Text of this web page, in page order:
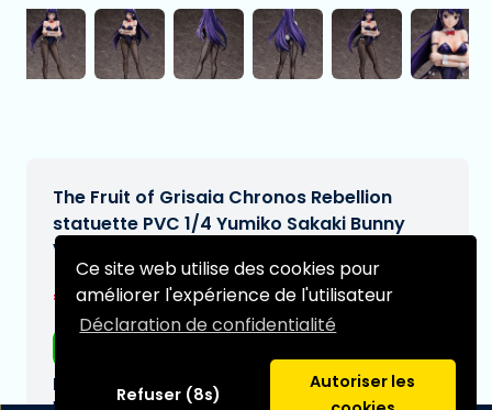
Ce site web utilise des cookies pour
améliorer l'expérience de l'utilisateur
Déclaration de confidentialité
Refuser (8s)
Autoriser les
The Fruit of Grisaia Chronos Rebellion
statuette PVC 1/4 Yumiko Sakaki Bunny
Ver. 46 cm
€327,99[Sous réserve de modifications]
Date de livraison prévue: